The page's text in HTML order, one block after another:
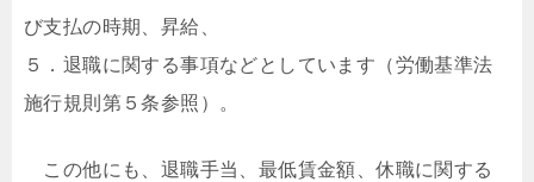
び支払の時期、昇給、
５．退職に関する事項などとしています（労働基準法
施行規則第５条参照）。
この他にも、退職手当、最低賃金額、休職に関する